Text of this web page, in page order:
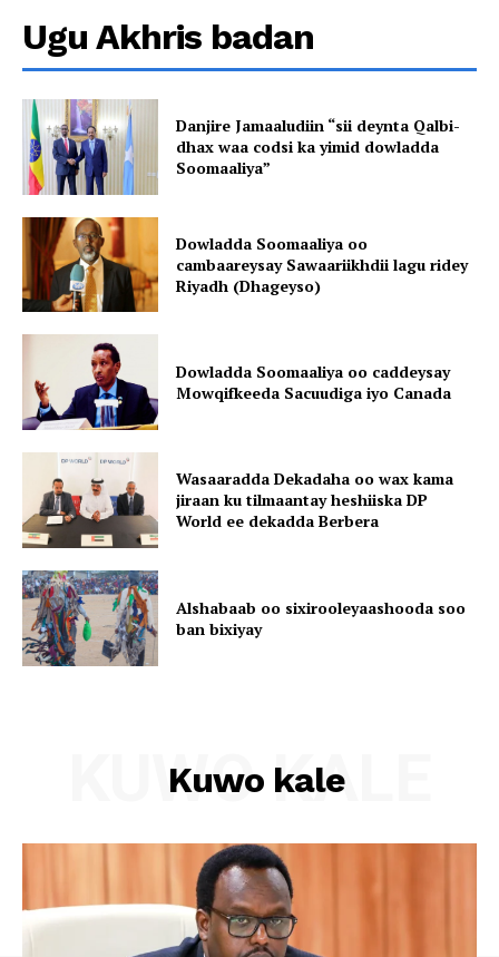
Ugu Akhris badan
Danjire Jamaaludiin “sii deynta Qalbi-
dhax waa codsi ka yimid dowladda
Soomaaliya”
Dowladda Soomaaliya oo
cambaareysay Sawaariikhdii lagu ridey
Riyadh (Dhageyso)
Dowladda Soomaaliya oo caddeysay
Mowqifkeeda Sacuudiga iyo Canada
Wasaaradda Dekadaha oo wax kama
jiraan ku tilmaantay heshiiska DP
World ee dekadda Berbera
Alshabaab oo sixirooleyaashooda soo
ban bixiyay
Kuwo kale
KUWO KALE